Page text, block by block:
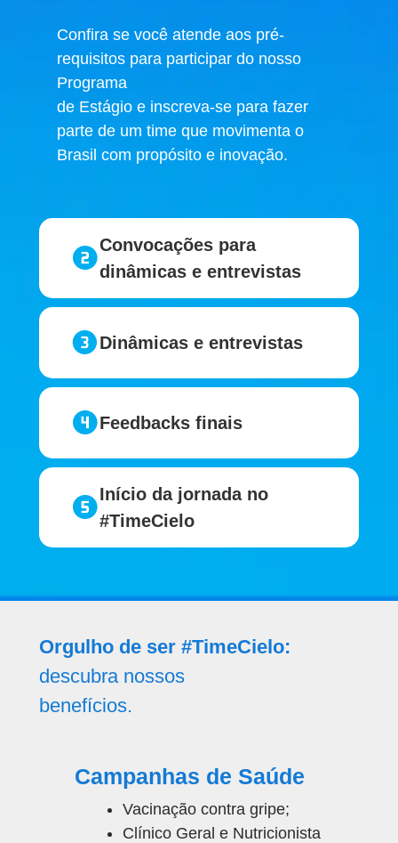
Convocações para
dinâmicas e entrevistas
Dinâmicas e entrevistas
Feedbacks finais
Início da jornada no
#TimeCielo
Confira se você atende aos pré-
requisitos para participar do nosso
Programa
de Estágio e inscreva-se para fazer
parte de um time que movimenta o
Brasil com propósito e inovação.
Orgulho de ser #TimeCielo:
descubra nossos
benefícios.
Campanhas de Saúde
Vacinação contra gripe;
Clínico Geral e Nutricionista